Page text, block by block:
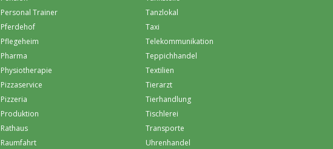
Personal Trainer
Pferdehof
Pflegeheim
Pharma
Physiotherapie
Pizzaservice
Pizzeria
Produktion
Rathaus
Raumfahrt
Tanzlokal
Taxi
Telekommunikation
Teppichhandel
Textilien
Tierarzt
Tierhandlung
Tischlerei
Transporte
Uhrenhandel